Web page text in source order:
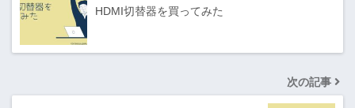
HDMI切替器を買ってみた
次の記事